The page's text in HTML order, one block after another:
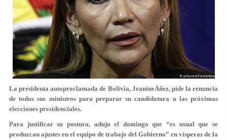
La presidenta autoproclamada de Bolivia, JeanineÁñez, pide la renuncia
de todos sus ministros para preparar su candidatura a las próximas
elecciones presidenciales.
Para justificar su postura, adujo el domingo que“es usual que se
produzcan ajustes en el equipo de trabajo del Gobierno” en vísperas de la